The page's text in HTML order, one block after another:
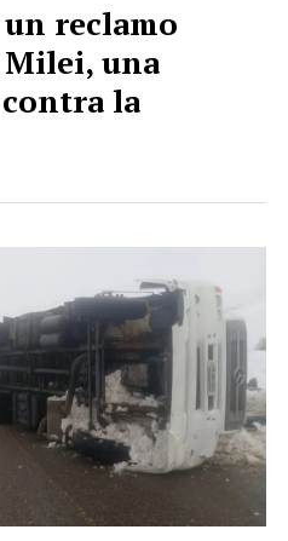
un reclamo
una
la